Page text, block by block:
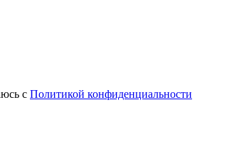
c Политикой конфиденциальности